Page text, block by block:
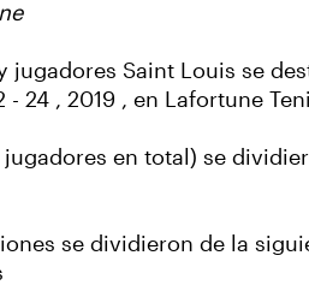
jugadores Saint Louis se
24 , 2019 , en Lafortune
en total) se
se dividieron de la